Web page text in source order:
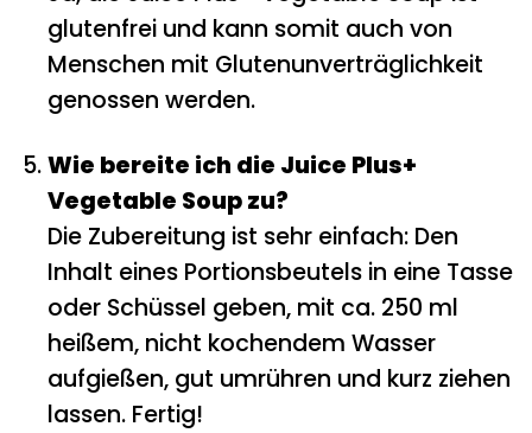
glutenfrei und kann somit auch von
Menschen mit Glutenunverträglichkeit
genossen werden.
Wie bereite ich die Juice Plus+
Vegetable Soup zu?
Die Zubereitung ist sehr einfach: Den
Inhalt eines Portionsbeutels in eine Tasse
oder Schüssel geben, mit ca. 250 ml
heißem, nicht kochendem Wasser
aufgießen, gut umrühren und kurz ziehen
lassen. Fertig!